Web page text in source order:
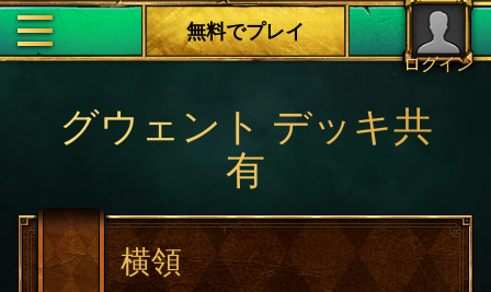
ログイン
無料でプレイ
グウェント デッキ共
有
横領